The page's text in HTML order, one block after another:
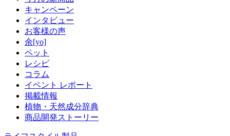
キャンペーン
インタビュー
お客様の声
余[yo]
ペット
レシピ
コラム
イベント レポート
掲載情報
植物・天然成分辞典
商品開発ストーリー